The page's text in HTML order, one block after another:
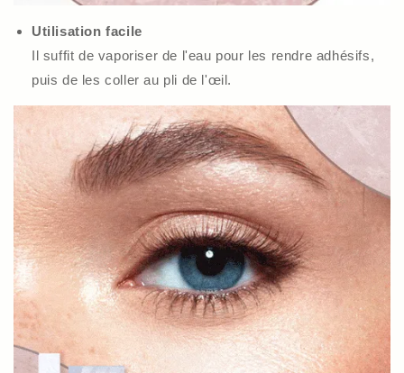
Utilisation facile
Il suffit de vaporiser de l'eau pour les rendre adhésifs,
puis de les coller au pli de l'œil.